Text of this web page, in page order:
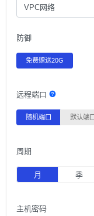
VPC网络
防御
免费赠送20G
远程端口
随机端口 默认端口
周期
月 季
主机密码